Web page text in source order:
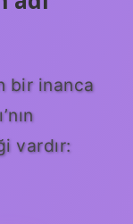
bir inanca
vardır: